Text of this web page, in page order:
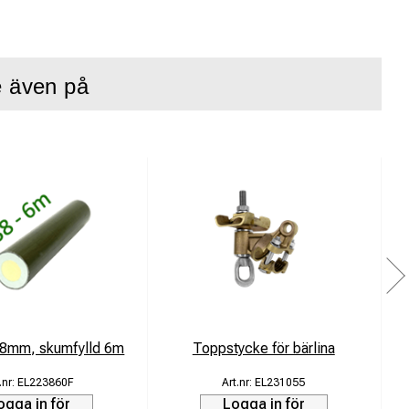
funktion
för optimal
även på
skumfylld 6m
EL223860F
in för
Toppstycke för bärlina
EL231055
Logga in för